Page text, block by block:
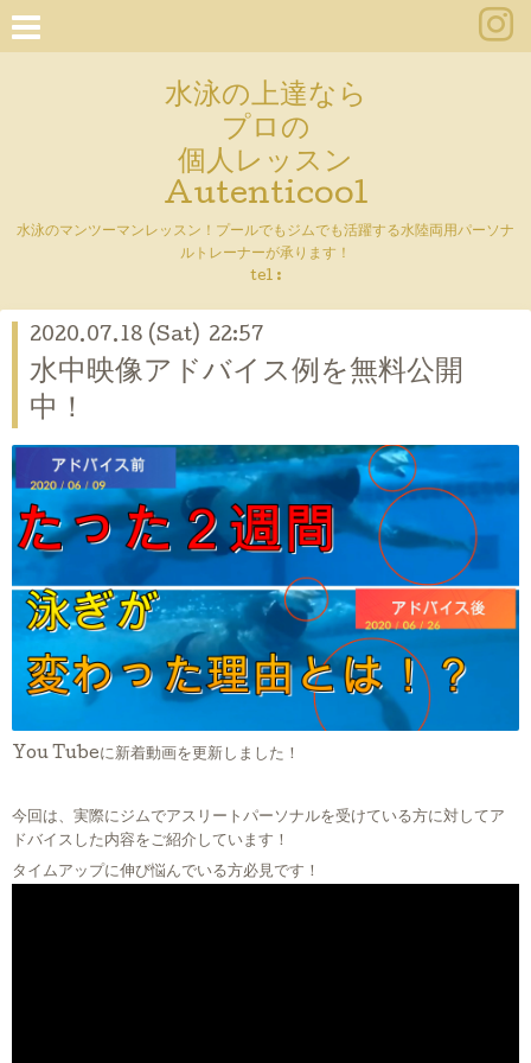
水泳の上達なら
プロの
個人レッスン
Autenticool
水泳のマンツーマンレッスン！プールでもジムでも活躍する水陸両用パーソナ
ルトレーナーが承ります！
tel :
2020.07.18 (Sat) 22:57
水中映像アドバイス例を無料公開
中！
You Tubeに新着動画を更新しました！
今回は、実際にジムでアスリートパーソナルを受けている方に対してア
ドバイスした内容をご紹介しています！
タイムアップに伸び悩んでいる方必見です！